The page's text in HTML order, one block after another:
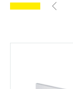
Modell 8624.1